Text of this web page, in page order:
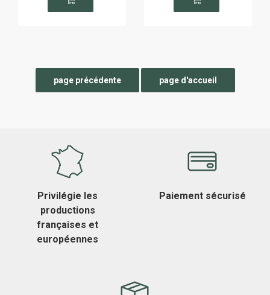
Privilégie les
productions
françaises et
européennes
Paiement sécurisé